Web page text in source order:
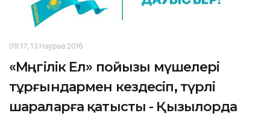
09:17, 13 Наурыз 2016
«Мәңгілік Ел» пойызы мүшелері
тұрғындармен кездесіп, түрлі
шараларға қатысты - Қызылорда